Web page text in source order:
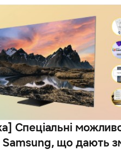
Спеціальні
Samsung, що дають